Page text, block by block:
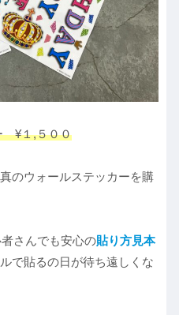
¥１,５００
のウォールステッカーを購
さんでも安心の貼り方見本
で貼るの日が待ち遠しくな